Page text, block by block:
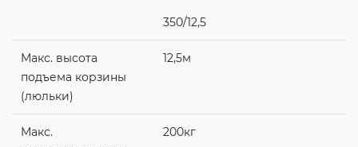
350/12,5
Макс. высота
подъема корзины
(люльки)
12,5м
Макс.
200кг